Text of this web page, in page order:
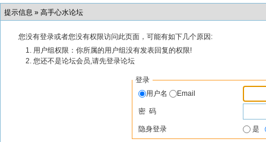
提示信息 » 高手心水论坛
您没有登录或者您没有权限访问此页面，可能有如下几个原因:
用户组权限：你所属的用户组没有发表回复的权限!
您还不是论坛会员,请先登录论坛
登录
用户名
Email
密 码
隐身登录 是